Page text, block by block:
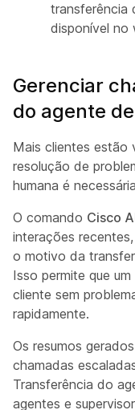
transferência
disponível no
Gerenciar
do agente
Mais clientes estão
resolução de
humana é
O comando Cisco
interações
o motivo da
Isso permite que
cliente sem
rapidamente.
Os resumos
chamadas
Transferência do
agentes e